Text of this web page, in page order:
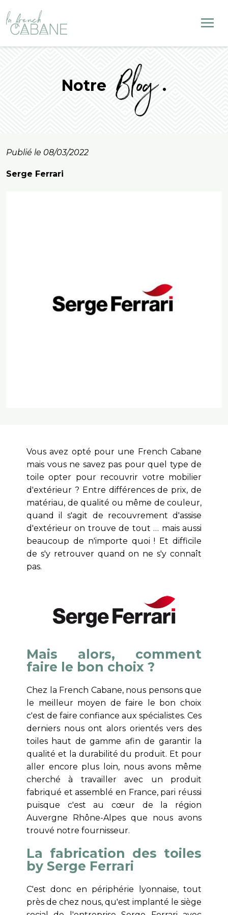
Notre Blog .
Publié le 08/03/2022
Serge Ferrari
Vous avez opté pour une French Cabane
mais vous ne savez pas pour quel type de
toile opter pour recouvrir votre mobilier
d'extérieur ? Entre différences de prix, de
matériau, de qualité ou même de couleur,
quand il s'agit de recouvrement d'assise
d'extérieur on trouve de tout … mais aussi
beaucoup de n'importe quoi ! Et difficile
de s'y retrouver quand on ne s'y connaît
pas.
Mais alors, comment
faire le bon choix ?
Chez la French Cabane, nous pensons que
le meilleur moyen de faire le bon choix
c'est de faire confiance aux spécialistes. Ces
derniers nous ont alors orientés vers des
toiles haut de gamme afin de garantir la
qualité et la durabilité du produit. Et pour
aller encore plus loin, nous avons même
cherché à travailler avec un produit
fabriqué et assemblé en France, pari réussi
puisque c'est au cœur de la région
Auvergne Rhône-Alpes que nous avons
trouvé notre fournisseur.
La fabrication des toiles
by Serge Ferrari
C'est donc en périphérie lyonnaise, tout
près de chez nous, qu'est implanté le siège